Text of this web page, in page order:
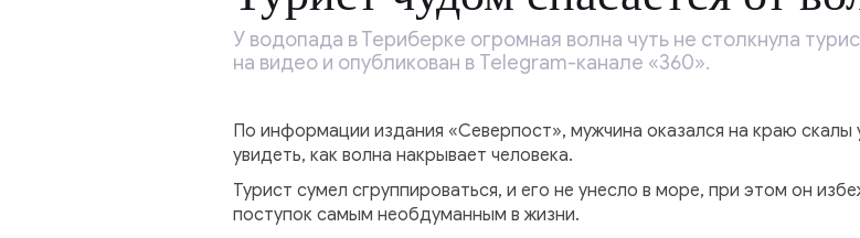
У водопада в Териберке огромная волна чуть не столкнула
на видео и опубликован в Telegram-канале «360».
По информации издания «Северпост», мужчина оказался на краю
увидеть, как волна накрывает человека.
Турист сумел сгруппироваться, и его не унесло в море, при этом он
поступок самым необдуманным в жизни.